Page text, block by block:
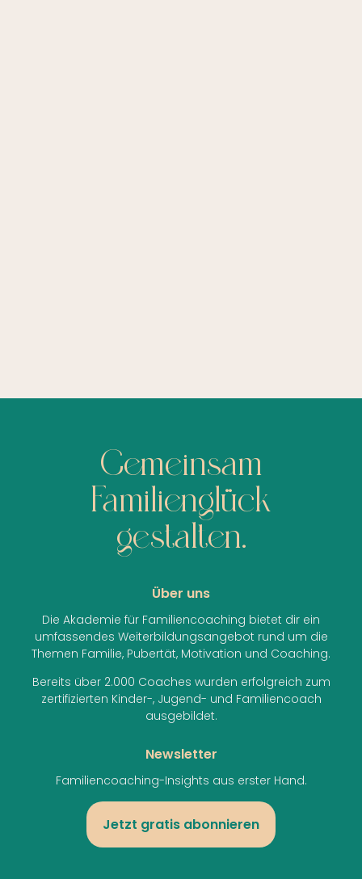
Gemeinsam
Familienglück
gestalten.
Über uns
Die Akademie für Familiencoaching bietet dir ein
umfassendes Weiterbildungsangebot rund um die
Themen Familie, Pubertät, Motivation und Coaching.
Bereits über 2.000 Coaches wurden erfolgreich zum
zertifizierten Kinder-, Jugend- und Familiencoach
ausgebildet.
Newsletter
Familiencoaching-Insights aus erster Hand.
Jetzt gratis abonnieren